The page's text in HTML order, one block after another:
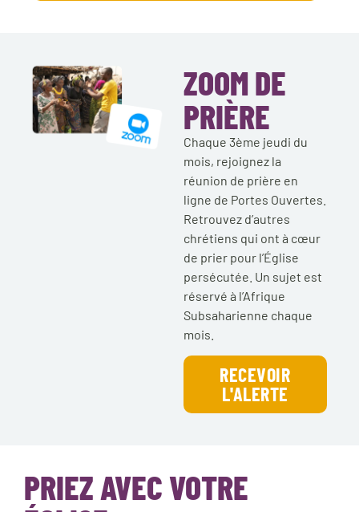
ZOOM DE
PRIÈRE
Chaque 3ème jeudi du
mois, rejoignez la
réunion de prière en
ligne de Portes Ouvertes.
Retrouvez d’autres
chrétiens qui ont à cœur
de prier pour l’Église
persécutée. Un sujet est
réservé à l’Afrique
Subsaharienne chaque
mois.
RECEVOIR
L'ALERTE
PRIEZ AVEC VOTRE